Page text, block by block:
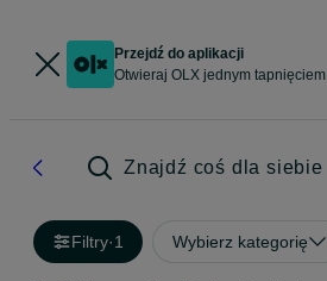
Przejdź do aplikacji
Otwieraj OLX jednym tapnięciem
Znajdź coś dla siebie
Filtry·1 Wybierz kategorię